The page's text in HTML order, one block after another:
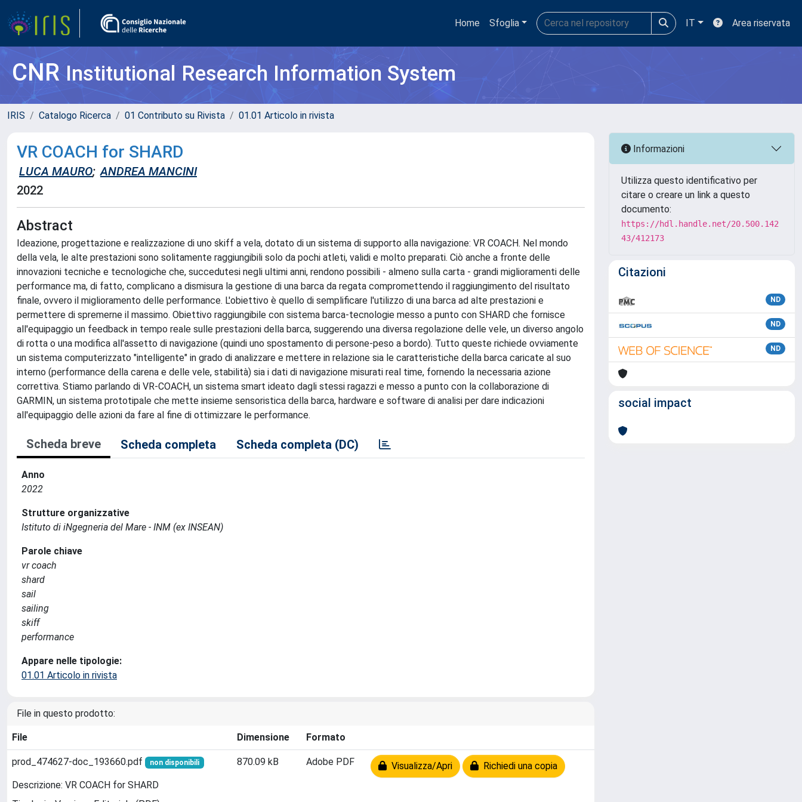
Home Sfoglia IT Area riservata
CNRInstitutional Research Information System
IRIS Catalogo Ricerca 01 Contributo su Rivista 01.01 Articolo in rivista
VR COACH for SHARD
LUCA MAURO; ANDREA MANCINI
2022
Abstract
Ideazione, progettazione e realizzazione di uno skiff a vela, dotato di un sistema di supporto alla navigazione: VR COACH. Nel mondo
della vela, le alte prestazioni sono solitamente raggiungibili solo da pochi atleti, validi e molto preparati. Ciò anche a fronte delle
innovazioni tecniche e tecnologiche che, succedutesi negli ultimi anni, rendono possibili - almeno sulla carta - grandi miglioramenti delle
performance ma, di fatto, complicano a dismisura la gestione di una barca da regata compromettendo il raggiungimento del risultato
finale, ovvero il miglioramento delle performance. L'obiettivo è quello di semplificare l'utilizzo di una barca ad alte prestazioni e
permettere di spremerne il massimo. Obiettivo raggiungibile con sistema barca-tecnologie messo a punto con SHARD che fornisce
all'equipaggio un feedback in tempo reale sulle prestazioni della barca, suggerendo una diversa regolazione delle vele, un diverso angolo
di rotta o una modifica all'assetto di navigazione (quindi uno spostamento di persone-peso a bordo). Tutto queste richiede ovviamente
un sistema computerizzato "intelligente" in grado di analizzare e mettere in relazione sia le caratteristiche della barca caricate al suo
interno (performance della carena e delle vele, stabilità) sia i dati di navigazione misurati real time, fornendo la necessaria azione
correttiva. Stiamo parlando di VR-COACH, un sistema smart ideato dagli stessi ragazzi e messo a punto con la collaborazione di
GARMIN, un sistema prototipale che mette insieme sensoristica della barca, hardware e software di analisi per dare indicazioni
all'equipaggio delle azioni da fare al fine di ottimizzare le performance.
Scheda breve Scheda completa Scheda completa (DC)
Anno
2022
Strutture organizzative
Istituto di iNgegneria del Mare - INM (ex INSEAN)
Parole chiave
vr coach
shard
sail
sailing
skiff
performance
Appare nelle tipologie:
01.01 Articolo in rivista
File in questo prodotto:
File Dimensione Formato
prod_474627-doc_193660.pdf non disponibili
Descrizione: VR COACH for SHARD
870.09 kB Adobe PDF Visualizza/Apri Richiedi una copia
Informazioni
Utilizza questo identificativo per
citare o creare un link a questo
documento:
https://hdl.handle.net/20.500.142
43/412173
Citazioni
ND
ND
ND
social impact